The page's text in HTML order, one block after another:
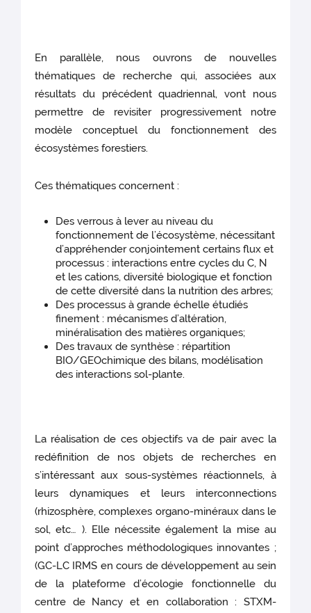
En parallèle, nous ouvrons de nouvelles
thématiques de recherche qui, associées aux
résultats du précédent quadriennal, vont nous
permettre de revisiter progressivement notre
modèle conceptuel du fonctionnement des
écosystèmes forestiers.
Ces thématiques concernent :
Des verrous à lever au niveau du
fonctionnement de l’écosystème, nécessitant
d’appréhender conjointement certains flux et
processus : interactions entre cycles du C, N
et les cations, diversité biologique et fonction
de cette diversité dans la nutrition des arbres;
Des processus à grande échelle étudiés
finement : mécanismes d’altération,
minéralisation des matières organiques;
Des travaux de synthèse : répartition
BIO/GEOchimique des bilans, modélisation
des interactions sol-plante.
La réalisation de ces objectifs va de pair avec la
redéfinition de nos objets de recherches en
s’intéressant aux sous-systèmes réactionnels, à
leurs dynamiques et leurs interconnections
(rhizosphère, complexes organo-minéraux dans le
sol, etc… ). Elle nécessite également la mise au
point d’approches méthodologiques innovantes ;
(GC-LC IRMS en cours de développement au sein
de la plateforme d’écologie fonctionnelle du
centre de Nancy et en collaboration : STXM-